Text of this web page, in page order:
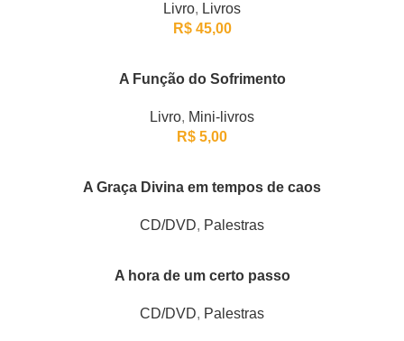
Livro, Livros
R$45,00
A Função do Sofrimento
Livro, Mini-livros
R$ 5,00
A Graça Divina em tempos de caos
CD/DVD, Palestras
A hora de um certo passo
CD/DVD, Palestras